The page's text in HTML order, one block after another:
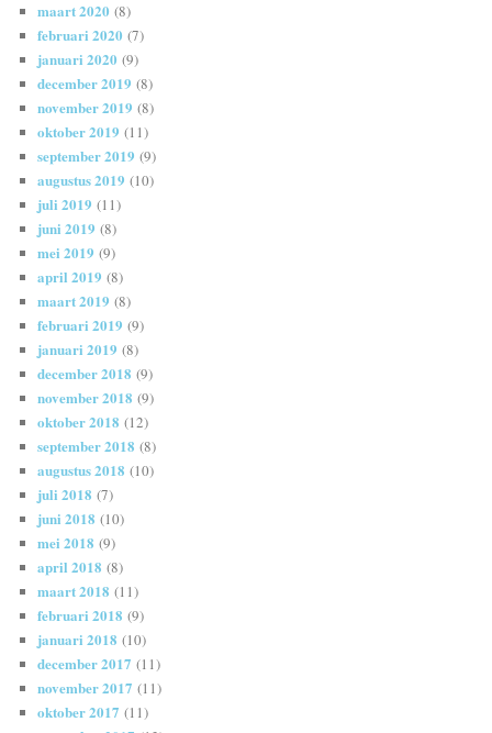
maart 2020 (8)
februari 2020 (7)
januari 2020 (9)
december 2019 (8)
november 2019 (8)
oktober 2019 (11)
september 2019 (9)
augustus 2019 (10)
juli 2019 (11)
juni 2019 (8)
mei 2019 (9)
april 2019 (8)
maart 2019 (8)
februari 2019 (9)
januari 2019 (8)
december 2018 (9)
november 2018 (9)
oktober 2018 (12)
september 2018 (8)
augustus 2018 (10)
juli 2018 (7)
juni 2018 (10)
mei 2018 (9)
april 2018 (8)
maart 2018 (11)
februari 2018 (9)
januari 2018 (10)
december 2017 (11)
november 2017 (11)
oktober 2017 (11)